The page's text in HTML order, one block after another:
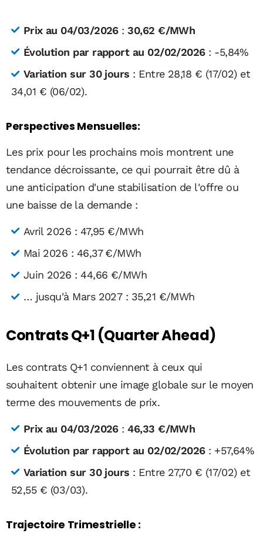
Prix au 04/03/2026:30,62 €/MWh
Évolution par rapport au 02/02/2026: -5,84%
Variation sur 30 jours : Entre 28,18 € (17/02) et
34,01 € (06/02).
Perspectives Mensuelles:
Les prix pour les prochains mois montrent une
tendance décroissante, ce qui pourrait être dû à
une anticipation d'une stabilisation de l'offre ou
une baisse de la demande :
Avril 2026 : 47,95 €/MWh
Mai 2026 : 46,37 €/MWh
Juin 2026 : 44,66 €/MWh
… jusqu'à Mars 2027 : 35,21 €/MWh
Contrats Q+1 (Quarter Ahead)
Les contrats Q+1 conviennent à ceux qui
souhaitent obtenir une image globale sur le moyen
terme des mouvements de prix.
Prix au 04/03/2026:46,33 €/MWh
Évolution par rapport au 02/02/2026: +57,64%
Variation sur 30 jours : Entre 27,70 € (17/02) et
52,55 € (03/03).
Trajectoire Trimestrielle :